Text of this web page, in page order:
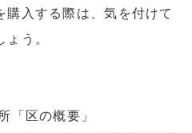
入する際は、気を付けて
う。
「区の概要」